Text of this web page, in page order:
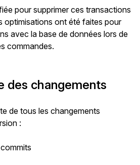
pour supprimer ces transactions
optimisations ont été faites pour
avec la base de données lors de
commandes.
des changements
de tous les changements
: